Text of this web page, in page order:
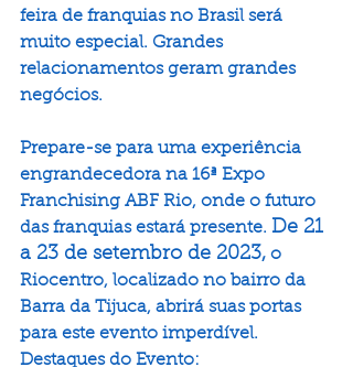
feira de franquias no Brasil será
muito especial. Grandes
relacionamentos geram grandes
negócios.
Prepare-se para uma experiência
engrandecedora na 16ª Expo
Franchising ABF Rio, onde o futuro
das franquias estará presente. De 21
a 23 de setembro de 2023, o
Riocentro, localizado no bairro da
Barra da Tijuca, abrirá suas portas
para este evento imperdível.
Destaques do Evento: